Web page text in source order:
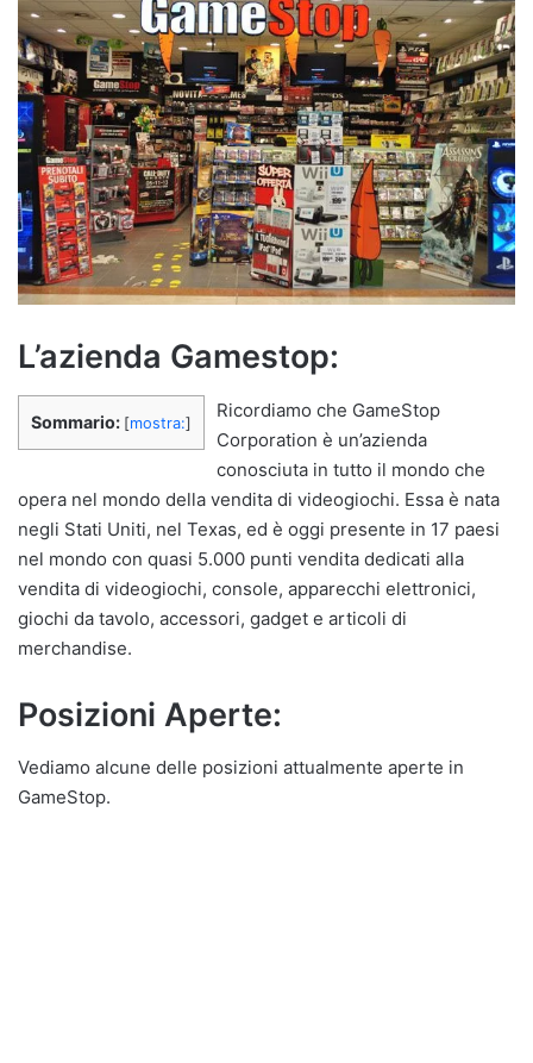
L’azienda Gamestop:
Sommario: [mostra:]
Ricordiamo che GameStop
Corporation è un’azienda
conosciuta in tutto il mondo che
opera nel mondo della vendita di videogiochi. Essa è nata
negli Stati Uniti, nel Texas, ed è oggi presente in 17 paesi
nel mondo con quasi 5.000 punti vendita dedicati alla
vendita di videogiochi, console, apparecchi elettronici,
giochi da tavolo, accessori, gadget e articoli di
merchandise.
Posizioni Aperte:
Vediamo alcune delle posizioni attualmente aperte in
GameStop.